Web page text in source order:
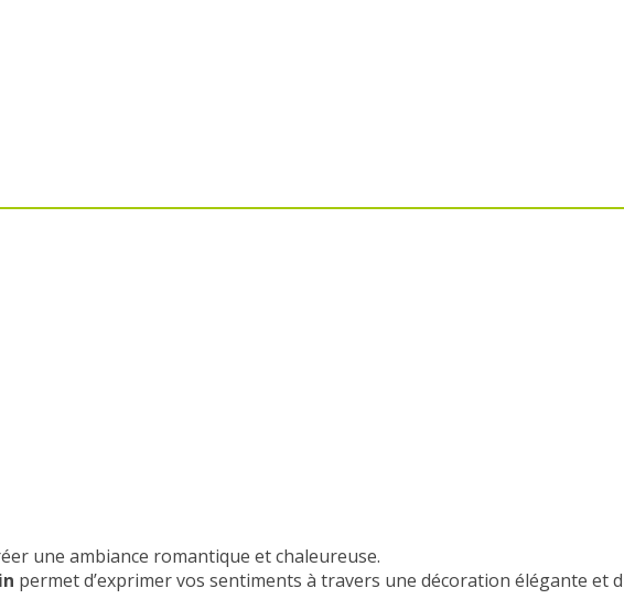
une ambiance romantique et chaleureuse.
permet d’exprimer vos sentiments à travers une décoration élégante et